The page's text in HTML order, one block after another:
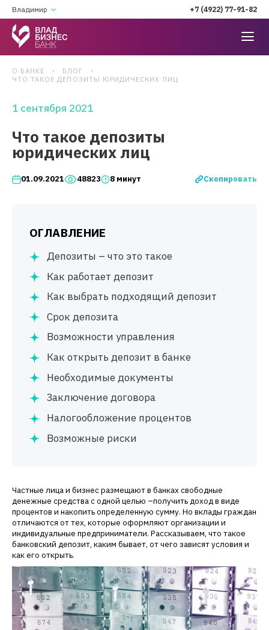
Владимир +7 (4922) 77-91-82
О БАНКЕ
БЛОГ
ЧТО ТАКОЕ ДЕПОЗИТЫ ЮРИДИЧЕСКИХ ЛИЦ
1 сентября 2021
Что такое депозиты
юридических лиц
01.09.2021 48823 8 минут Скопировать
ОГЛАВЛЕНИЕ
Депозиты – что это такое
Как работает депозит
Как выбрать подходящий депозит
Срок депозита
Возможности управления
Как открыть депозит в банке
Необходимые документы
Заключение договора
Налогообложение процентов
Возможные риски
Частные лица и бизнес размещают в банках свободные
денежные средства с одной целью –получить доход в виде
процентов и накопить определенную сумму. Но вклады граждан
отличаются от тех, которые оформляют организации и
индивидуальные предприниматели. Рассказываем, что такое
банковский депозит, каким бывает, от чего зависят условия и
как его открыть.